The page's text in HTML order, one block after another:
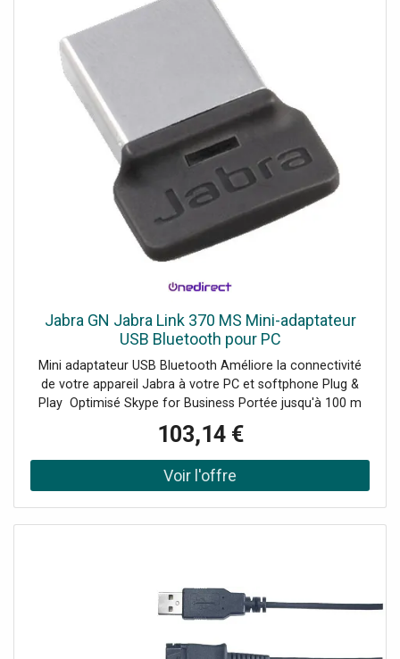
Jabra GN Jabra Link 370 MS Mini-adaptateur
USB Bluetooth pour PC
Mini adaptateur USB Bluetooth Améliore la connectivité
de votre appareil Jabra à votre PC et softphone Plug &
Play Optimisé Skype for Business Portée jusqu'à 100 m
Accessoire exclusif Jabra Compatible avec l'Evolve 65 et
75, le Speak et Speak 510 + et le Stealth
103,14 €